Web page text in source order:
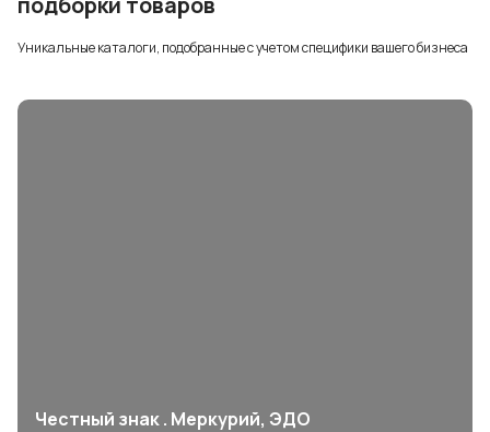
Уникальные каталоги, подобранные с учетом специфики вашего бизнеса
Честный знак . Меркурий, ЭДО